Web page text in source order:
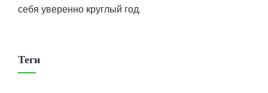
себя уверенно круглый год.
Теги